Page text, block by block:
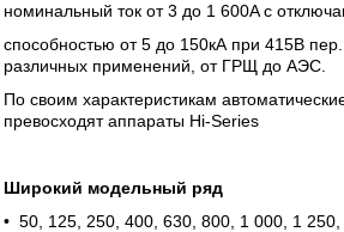
номинальный ток от 3 до 1 600A с
способностью от 5 до 150кА при 415В
различных применений, от ГРЩ до АЭС.
По своим характеристикам
превосходят аппараты Hi-Series
Широкий модельный ряд
• 50, 125, 250, 400, 630, 800, 1 000, 1 250,